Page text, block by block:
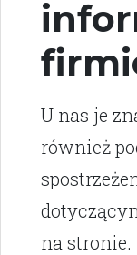
U nas je
również
na stronie.